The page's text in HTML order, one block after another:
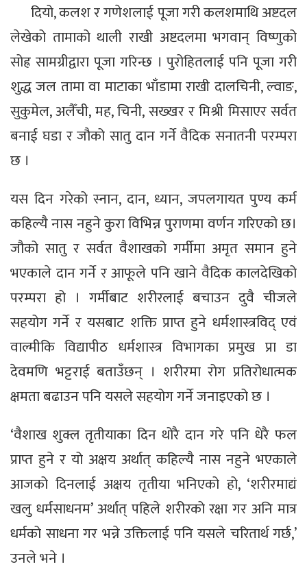
दियो, कलश र गणेशलाई पूजा गरी कलशमाथि अष्टदल
लेखेको तामाको थाली राखी अष्टदलमा भगवान् विष्णुको
सोह्र सामग्रीद्वारा पूजा गरिन्छ । पुरोहितलाई पनि पूजा गरी
शुद्ध जल तामा वा माटाका भाँडामा राखी दालचिनी, ल्वाङ,
सुकुमेल, अलैँची, मह, चिनी, सख्खर र मिश्री मिसाएर सर्वत
बनाई घडा र जौको सातु दान गर्ने वैदिक सनातनी परम्परा
छ ।
यस दिन गरेको स्नान, दान, ध्यान, जपलगायत पुण्य कर्म
कहिल्यै नास नहुने कुरा विभिन्न पुराणमा वर्णन गरिएको छ।
जौको सातु र सर्वत वैशाखको गर्मीमा अमृत समान हुने
भएकाले दान गर्ने र आफूले पनि खाने वैदिक कालदेखिको
परम्परा हो । गर्मीबाट शरीरलाई बचाउन दुवै चीजले
सहयोग गर्ने र यसबाट शक्ति प्राप्त हुने धर्मशास्त्रविद् एवं
वाल्मीकि विद्यापीठ धर्मशास्त्र विभागका प्रमुख प्रा डा
देवमणि भट्टराई बताउँछन् । शरीरमा रोग प्रतिरोधात्मक
क्षमता बढाउन पनि यसले सहयोग गर्ने जनाइएको छ ।
‘वैशाख शुक्ल तृतीयाका दिन थोरै दान गरे पनि धेरै फल
प्राप्त हुने र यो अक्षय अर्थात् कहिल्यै नास नहुने भएकाले
आजको दिनलाई अक्षय तृतीया भनिएको हो, ‘शरीरमाद्यं
खलु धर्मसाधनम’ अर्थात् पहिले शरीरको रक्षा गर अनि मात्र
धर्मको साधना गर भन्ने उक्तिलाई पनि यसले चरितार्थ गर्छ,’
उनले भने ।